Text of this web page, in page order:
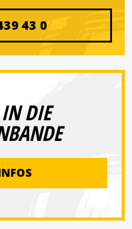
43 0
DIE